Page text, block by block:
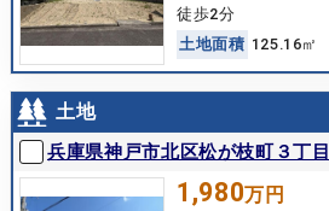
徒歩2分
土地面積 125.16㎡
土地
兵庫県神戸市北区松が枝町３丁目
1,980万円